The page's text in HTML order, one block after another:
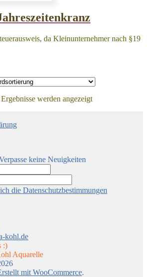
da Kleinunternehmer nach §19
werden angezeigt
keine Neuigkeiten
die Datenschutzbestimmungen
kohl.de
:)
Aquarelle
mit WooCommerce.